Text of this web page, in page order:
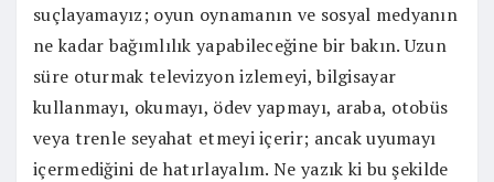
suçlayamayız; oyun oynamanın ve sosyal medyanın
ne kadar bağımlılık yapabileceğine bir bakın. Uzun
süre oturmak televizyon izlemeyi, bilgisayar
kullanmayı, okumayı, ödev yapmayı, araba, otobüs
veya trenle seyahat etmeyi içerir; ancak uyumayı
içermediğini de hatırlayalım. Ne yazık ki bu şekilde